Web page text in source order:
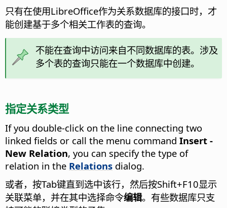
只有在使用LibreOffice作为关系数据库的接口时，才
能创建基于多个相关工作表的查询。
不能在查询中访问来自不同数据库的表。涉及
多个表的查询只能在一个数据库中创建。
指定关系类型
If you double-click on the line connecting two
linked fields or call the menu command Insert -
New Relation, you can specify the type of
relation in the Relations dialog.
或者，按Tab键直到选中该行，然后按Shift+F10显示
关联菜单，并在其中选择命令编辑。有些数据库只支